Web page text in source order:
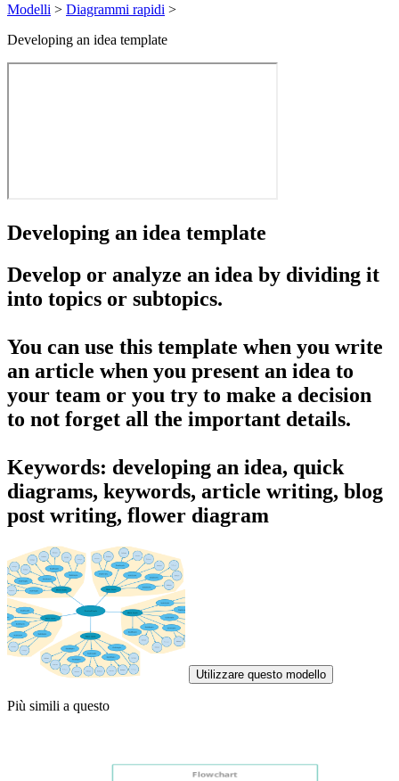
Modelli > Diagrammi rapidi >
Developing an idea template
Developing an idea template
Develop or analyze an idea by dividing it
into topics or subtopics.
You can use this template when you write
an article when you present an idea to
your team or you try to make a decision
to not forget all the important details.
Keywords: developing an idea, quick
diagrams, keywords, article writing, blog
post writing, flower diagram
Utilizzare questo modello
Più simili a questo